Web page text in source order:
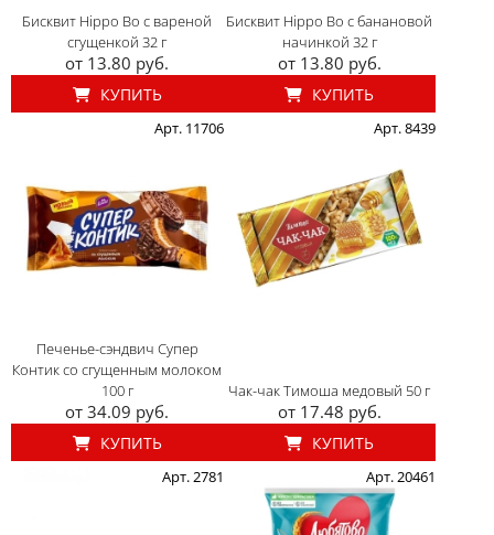
Бисквит Hippo Bo с вареной
сгущенкой 32 г
от 13.80 руб.
КУПИТЬ
Бисквит Hippo Bo с банановой
начинкой 32 г
от 13.80 руб.
КУПИТЬ
Арт. 11706
Печенье-сэндвич Супер
Контик со сгущенным молоком
100 г
от 34.09 руб.
КУПИТЬ
Арт. 8439
Чак-чак Тимоша медовый 50 г
от 17.48 руб.
КУПИТЬ
Арт. 2781 Арт. 20461